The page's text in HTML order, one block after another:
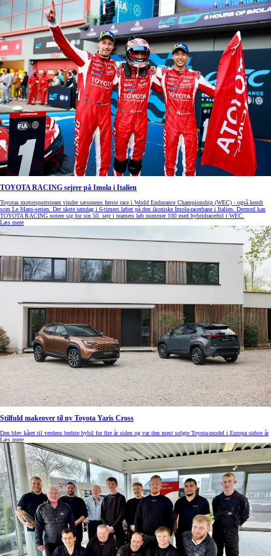
TOYOTA RACING sejrer på Imola i Italien
Toyotas motorsportsteam vinder sæsonens første race i World Endurance Championship (WEC) - også kendt
som Le Mans-serien. Det skete søndag i 6-timers løbet på den ikoniske Imola-racerbane i Italien. Dermed kan
TOYOTA RACING notere sig for sin 50. sejr i teamets løb nummer 100 med hybridracerbil i WEC.
Læs mere
Stilfuld makeover til ny Toyota Yaris Cross
Den blev kåret til verdens bedste bybil for fire år siden og var den mest solgte Toyota-model i Europa sidste år
Læs mere